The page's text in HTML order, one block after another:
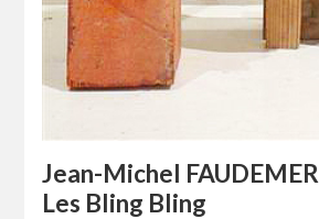
Jean-Michel FAUDEMER
Les Bling Bling